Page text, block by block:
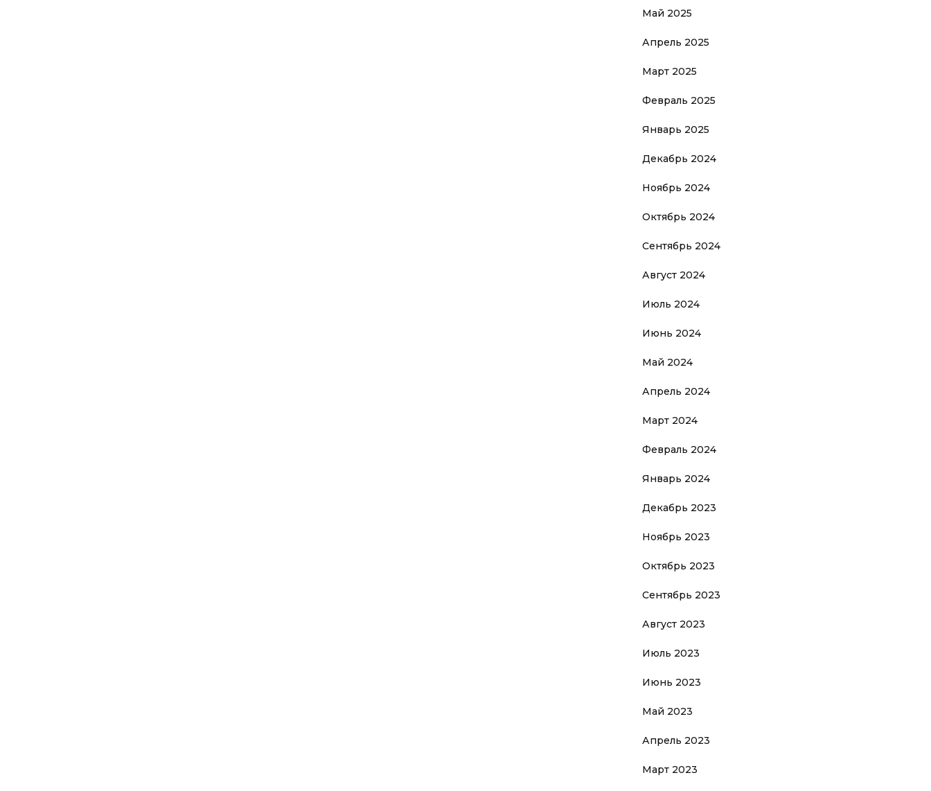
Май 2025
Апрель 2025
Март 2025
Февраль 2025
Январь 2025
Декабрь 2024
Ноябрь 2024
Октябрь 2024
Сентябрь 2024
Август 2024
Июль 2024
Июнь 2024
Май 2024
Апрель 2024
Март 2024
Февраль 2024
Январь 2024
Декабрь 2023
Ноябрь 2023
Октябрь 2023
Сентябрь 2023
Август 2023
Июль 2023
Июнь 2023
Май 2023
Апрель 2023
Март 2023